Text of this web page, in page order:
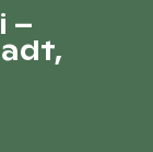
–